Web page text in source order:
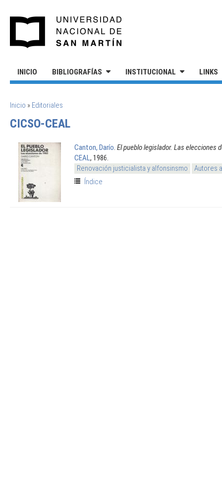
INICIO BIBLIOGRAFÍAS INSTITUCIONAL LINKS
SE ENCUENTRA USTED AQUÍ
Inicio » Editoriales
CICSO-CEAL
Canton, Darío El pueblo legislador. Las elecciones
CEAL, 1986.
Renovación justicialista y alfonsinsmo
Autores
Índice